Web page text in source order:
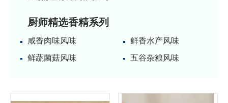
厨师精选香精系列
咸香肉味风味
鲜香水产风味
鲜蔬菌菇风味
五谷杂粮风味